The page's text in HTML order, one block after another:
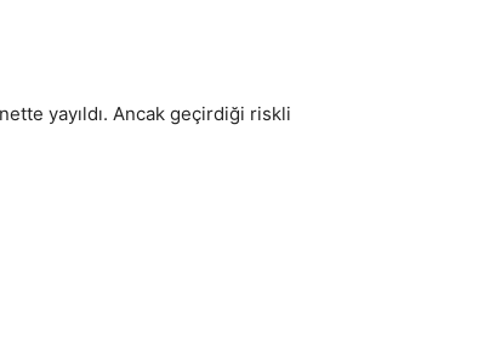
yayıldı. Ancak geçirdiği riskli